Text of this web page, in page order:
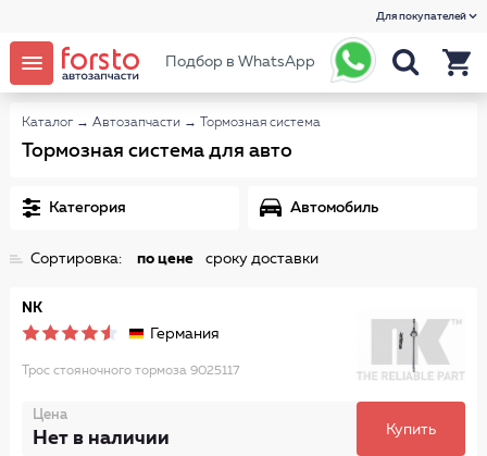
Для покупателей
Подбор в WhatsApp
Каталог → Автозапчасти → Тормозная система
Тормозная система для авто
Категория Автомобиль
Сортировка: по цене сроку доставки
NK
Германия
Трос стояночного тормоза 9025117
Цена
Нет в наличии Купить